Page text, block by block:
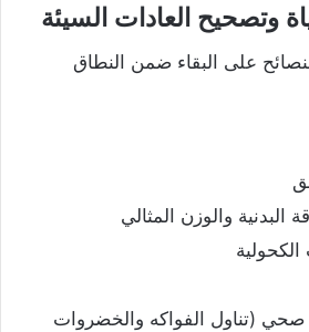
على البقاء ضمن النطاق
البدنية والوزن المثالي
صحي (تناول الفواكه والخضروات